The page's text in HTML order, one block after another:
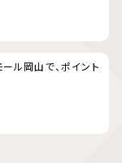
ル岡山で、ポイント